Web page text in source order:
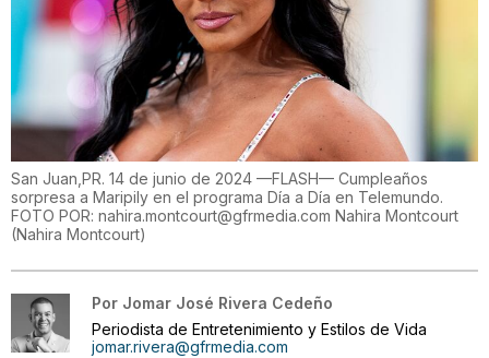
San Juan,PR. 14 de junio de 2024 —FLASH— Cumpleaños
sorpresa a Maripily en el programa Día a Día en Telemundo.
FOTO POR: nahira.montcourt@gfrmedia.com Nahira Montcourt
(Nahira Montcourt)
Por Jomar José Rivera Cedeño
Periodista de Entretenimiento y Estilos de Vida
jomar.rivera@gfrmedia.com